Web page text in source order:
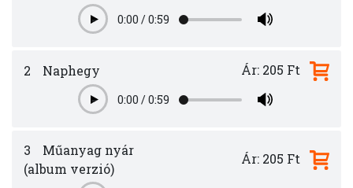
Play0:00 /0:59
2 Naphegy
Play0:00 /0:59
Ár: 205 Ft
3
Műanyag nyár
(album verzió)
Ár: 205 Ft